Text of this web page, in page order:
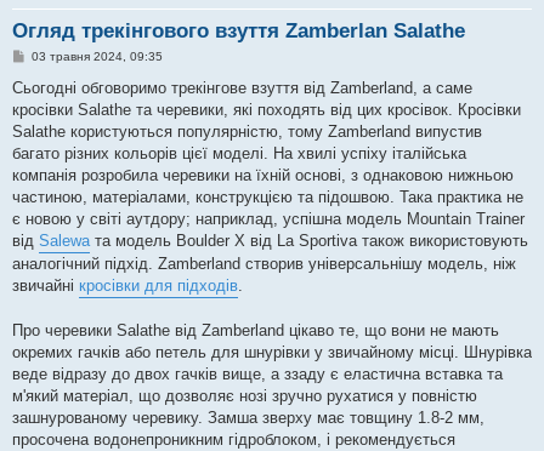
Огляд трекінгового взуття Zamberlan Salathe
П
д
о
л
е
н
я
03 травня 2024, 09:35
Сьогодні обговоримо трекінгове взуття від Zamberland, а саме
кросівки Salathe та черевики, які походять від цих кросівок. Кросівки
Salathe користуються популярністю, тому Zamberland випустив
багато різних кольорів цієї моделі. На хвилі успіху італійська
компанія розробила черевики на їхній основі, з однаковою нижньою
частиною, матеріалами, конструкцією та підошвою. Така практика не
є новою у світі аутдору; наприклад, успішна модель Mountain Trainer
від Salewaта модель Boulder X від La Sportiva також використовують
аналогічний підхід. Zamberland створив універсальнішу модель, ніж
звичайні кросівки для підходів.
Про черевики Salathe від Zamberland цікаво те, що вони не мають
окремих гачків або петель для шнурівки у звичайному місці. Шнурівка
веде відразу до двох гачків вище, а ззаду є еластична вставка та
м'який матеріал, що дозволяє нозі зручно рухатися у повністю
зашнурованому черевику. Замша зверху має товщину 1.8-2 мм,
просочена водонепроникним гідроблоком, і рекомендується